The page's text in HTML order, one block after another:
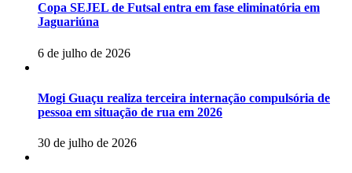
Copa SEJEL de Futsal entra em fase eliminatória em
Jaguariúna
6 de julho de 2026
Mogi Guaçu realiza terceira internação compulsória de
pessoa em situação de rua em 2026
30 de julho de 2026